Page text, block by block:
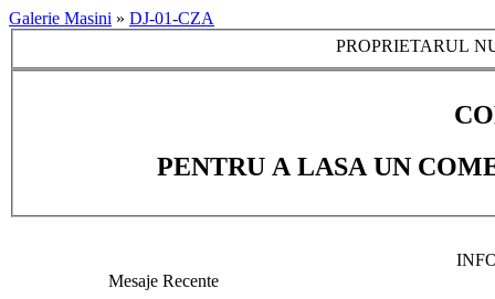
Galerie Masini » DJ-01-CZA
PROPRIETARUL
PENTRU A LASA UN
Mesaje Recente